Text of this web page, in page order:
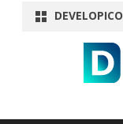
DEVELOPICO